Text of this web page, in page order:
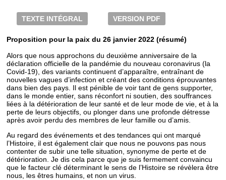
TEXTE INTÉGRAL VERSION PDF
Proposition pour la paix du 26 janvier 2022 (résumé)
Alors que nous approchons du deuxième anniversaire de la
déclaration officielle de la pandémie du nouveau coronavirus (la
Covid-19), des variants continuent d’apparaître, entraînant de
nouvelles vagues d’infection et créant des conditions éprouvantes
dans bien des pays. Il est pénible de voir tant de gens supporter,
dans le monde entier, sans réconfort ni soutien, des souffrances
liées à la détérioration de leur santé et de leur mode de vie, et à la
perte de leurs objectifs, ou plonger dans une profonde détresse
après avoir perdu des membres de leur famille ou d’amis.
Au regard des événements et des tendances qui ont marqué
l’Histoire, il est également clair que nous ne pouvons pas nous
contenter de subir une telle situation, synonyme de perte et de
détérioration. Je dis cela parce que je suis fermement convaincu
que le facteur clé déterminant le sens de l’Histoire se révèlera être
nous, les êtres humains, et non un virus.